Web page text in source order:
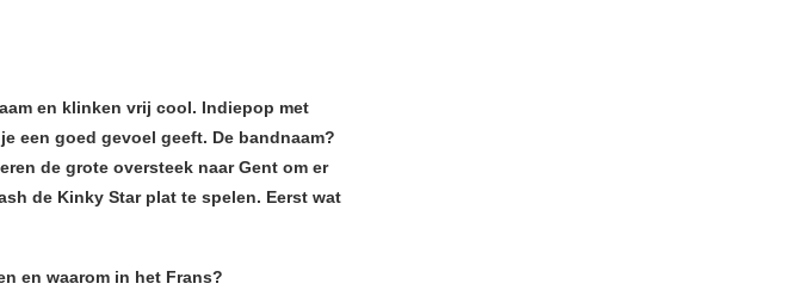
en klinken vrij cool. Indiepop met
een goed gevoel geeft. De bandnaam?
de grote oversteek naar Gent om er
de Kinky Star plat te spelen. Eerst wat
en waarom in het Frans?